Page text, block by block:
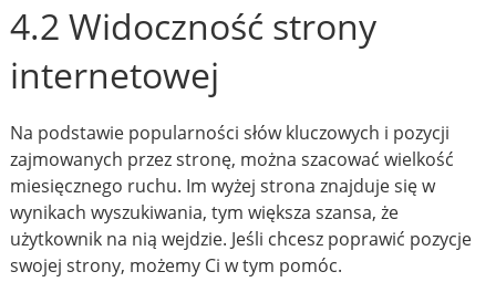
4.2 Widoczność strony
internetowej
Na podstawie popularności słów kluczowych i pozycji
zajmowanych przez stronę, można szacować wielkość
miesięcznego ruchu. Im wyżej strona znajduje się w
wynikach wyszukiwania, tym większa szansa, że
użytkownik na nią wejdzie. Jeśli chcesz poprawić pozycje
swojej strony, możemy Ci w tym pomóc.